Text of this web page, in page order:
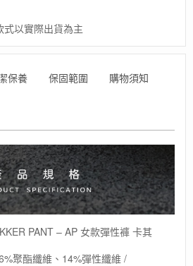
以實際出貨為主
保養 保固範圍 購物須知
PANT – AP 女款彈性褲 卡其
聚酯纖維、14%彈性纖維 /